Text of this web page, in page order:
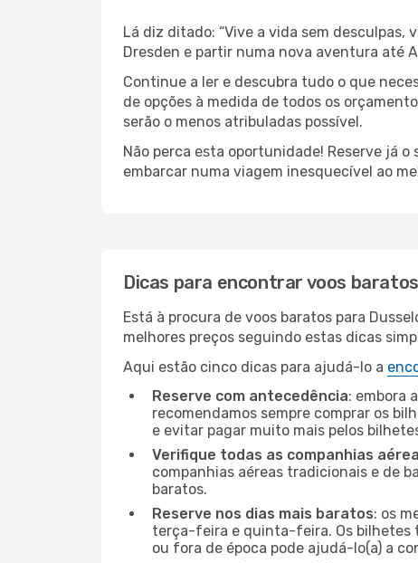
Lá diz ditado: “Vive a vida sem
Dresden e partir numa nova aventura até
Continue a ler e descubra tudo o que
de opções à medida de todos os
serão o menos atribuladas possível.
Não perca esta oportunidade! Reserve já o
embarcar numa viagem inesquecível ao
Dicas para encontrar voos baratos
Está à procura de voos baratos para
melhores preços seguindo estas dicas
Aqui estão cinco dicas para ajudá-lo a
Reserve com antecedência: embora
recomendamos sempre comprar os
e evitar pagar muito mais pelos
Verifique todas as companhias
companhias aéreas tradicionais e de
baratos.
Reserve nos dias mais baratos: os
terça-feira e quinta-feira. Os bilhetes
ou fora de época pode ajudá-lo(a) a